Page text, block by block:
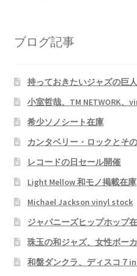
ブログ記事
持っておきたいジャズの巨
小室哲哉、TM NETWORK、
希少ソノシート在庫
カンタベリー・ロックとそ
レコードの日セール開催
Light Mellow 和モノ掲載在庫
Michael Jackson vinyl stock
ジャパニーズヒップホップ
珠玉の和ジャズ、女性ボー
和盤ダンクラ、ディスコ７